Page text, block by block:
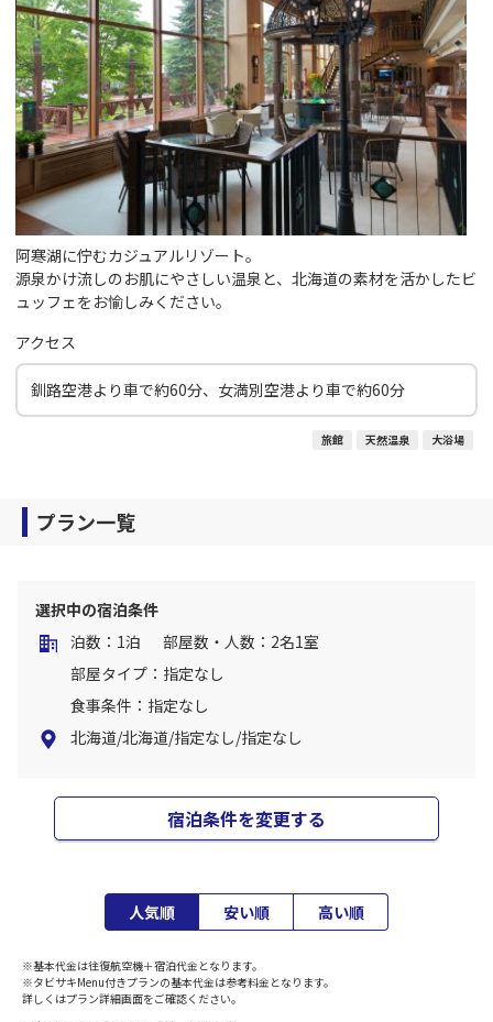
阿寒湖に佇むカジュアルリゾート。
源泉かけ流しのお肌にやさしい温泉と、北海道の素材を活かしたビ
ュッフェをお愉しみください。
アクセス
釧路空港より車で約60分、女満別空港より車で約60分
旅館 天然温泉 大浴場
プラン一覧
選択中の宿泊条件
泊数：1泊
部屋数・人数：2名1室
部屋タイプ：指定なし
食事条件：指定なし
北海道/北海道/指定なし/指定なし
宿泊条件を変更する
人気順 安い順 高い順
※基本代金は往復航空機＋宿泊代金となります。
※タビサキMenu付きプランの基本代金は参考料金となります。
詳しくはプラン詳細画面をご確認ください。